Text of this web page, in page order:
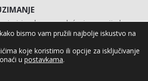
s obvezom plaćanja unaprijed
Izrada web shopa:
bismo vam pružili najbolje iskustvo na
koje koristimo ili opcije za isključivanje
u postavkama.